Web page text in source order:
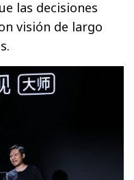
las decisiones
visión de largo